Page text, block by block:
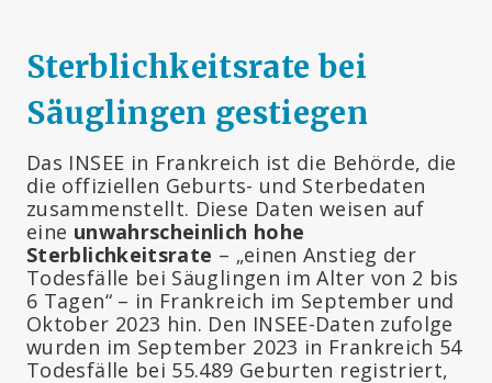
Sterblichkeitsrate bei
Säuglingen gestiegen
Das INSEE in Frankreich ist die Behörde, die
die offiziellen Geburts- und Sterbedaten
zusammenstellt. Diese Daten weisen auf
eine unwahrscheinlich hohe
Sterblichkeitsrate – „einen Anstieg der
Todesfälle bei Säuglingen im Alter von 2 bis
6 Tagen“ – in Frankreich im September und
Oktober 2023 hin. Den INSEE-Daten zufolge
wurden im September 2023 in Frankreich 54
Todesfälle bei 55.489 Geburten registriert,